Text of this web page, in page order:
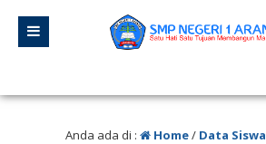
Anda ada di : Home/ Data Siswa